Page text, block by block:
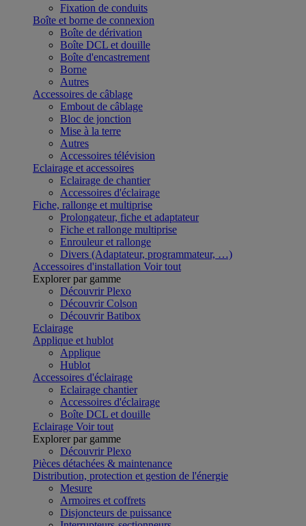
Fixation de conduits
Boîte et borne de connexion
Boîte de dérivation
Boîte DCL et douille
Boîte d'encastrement
Borne
Autres
Accessoires de câblage
Embout de câblage
Bloc de jonction
Mise à la terre
Autres
Accessoires télévision
Eclairage et accessoires
Eclairage de chantier
Accessoires d'éclairage
Fiche, rallonge et multiprise
Prolongateur, fiche et adaptateur
Fiche et rallonge multiprise
Enrouleur et rallonge
Divers (Adaptateur, programmateur, …)
Accessoires d'installation Voir tout
Explorer par gamme
Découvrir Plexo
Découvrir Colson
Découvrir Batibox
Eclairage
Applique et hublot
Applique
Hublot
Accessoires d'éclairage
Eclairage chantier
Accessoires d'éclairage
Boîte DCL et douille
Eclairage Voir tout
Explorer par gamme
Découvrir Plexo
Pièces détachées & maintenance
Distribution, protection et gestion de l'énergie
Mesure
Armoires et coffrets
Disjoncteurs de puissance